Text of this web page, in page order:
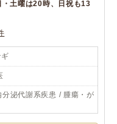
土曜は20時、日祝も13
泌代謝系疾患 / 腫瘍・が